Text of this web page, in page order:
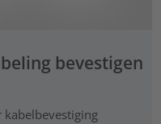
bevestigen
kabelbevestiging